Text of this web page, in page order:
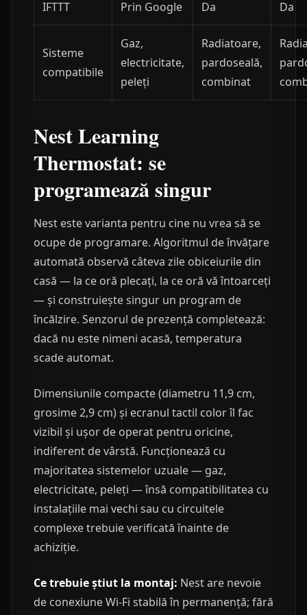
IFTTT Prin Google Da Da
Sisteme
compatibile
Gaz,
electricitate,
peleți
Radiatoare,
pardoseală,
combinat
Nest Learning
Thermostat: se
programează singur
Nest este varianta pentru cine nu vrea să se
ocupe de programare. Algoritmul de învățare
automată observă câteva zile obiceiurile din
casă — la ce oră plecați, la ce oră vă întoarceți
— și construiește singur un program de
încălzire. Senzorul de prezență completează:
dacă nu este nimeni acasă, temperatura
scade automat.
Dimensiunile compacte (diametru 11,9 cm,
grosime 2,9 cm) și ecranul tactil color îl fac
vizibil și ușor de operat pentru oricine,
indiferent de vârstă. Funcționează cu
majoritatea sistemelor uzuale — gaz,
electricitate, peleți — însă compatibilitatea cu
instalațiile mai vechi sau cu circuitele
complexe trebuie verificată înainte de
achiziție.
Ce trebuie știut la montaj: Nest are nevoie
de conexiune Wi-Fi stabilă în permanență; fără